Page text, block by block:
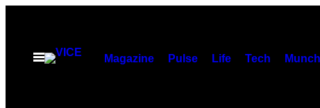
contentOpen
Magazine Pulse Life Tech